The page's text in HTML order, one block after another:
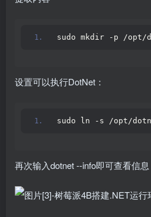
sudo mkdir -p /opt/
设置可以执行DotNet：
sudo ln -s /opt/
再次输入dotnet --info即可查看信息